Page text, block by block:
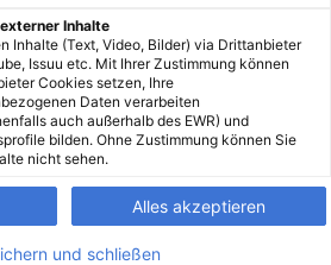
Inhalte
Inhalte (Text, Video, Bilder) via Drittanbieter
Issuu etc. Mit Ihrer Zustimmung können
Cookies setzen, Ihre
Daten verarbeiten
auch außerhalb des EWR) und
bilden. Ohne Zustimmung können Sie
nicht sehen.
Alles akzeptieren
und schließen